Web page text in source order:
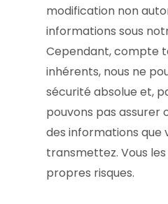
modification non
informations sous
Cependant, compte
inhérents, nous ne
sécurité absolue et,
pouvons pas assurer
des informations que
transmettez. Vous
propres risques.